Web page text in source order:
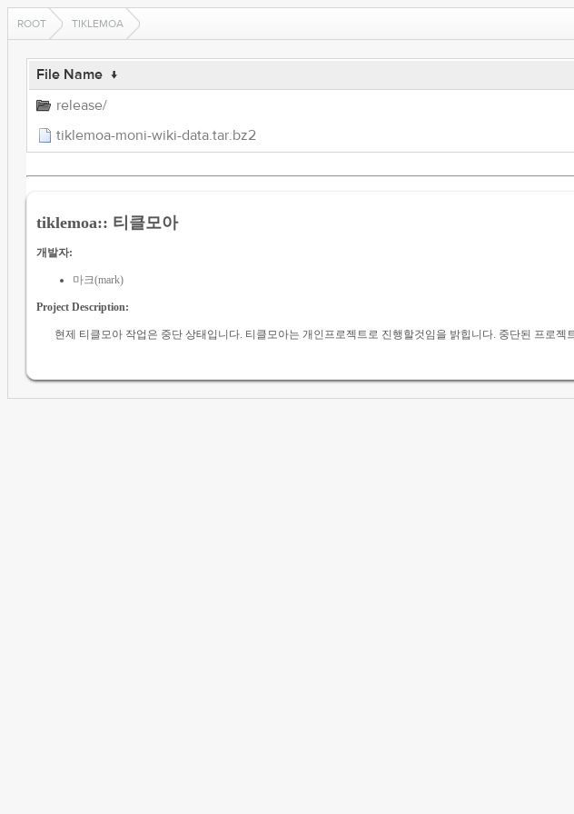
ROOT TIKLEMOA
File Name ↓
release/
tiklemoa-moni-wiki-data.tar.bz2
tiklemoa:: 티클모아
개발자:
마크(mark)
Project Description:
현제 티클모아 작업은 중단 상태입니다. 티클모아는 개인프로젝트로 진행할것임을 밝힙니다. 중단된 프로젝